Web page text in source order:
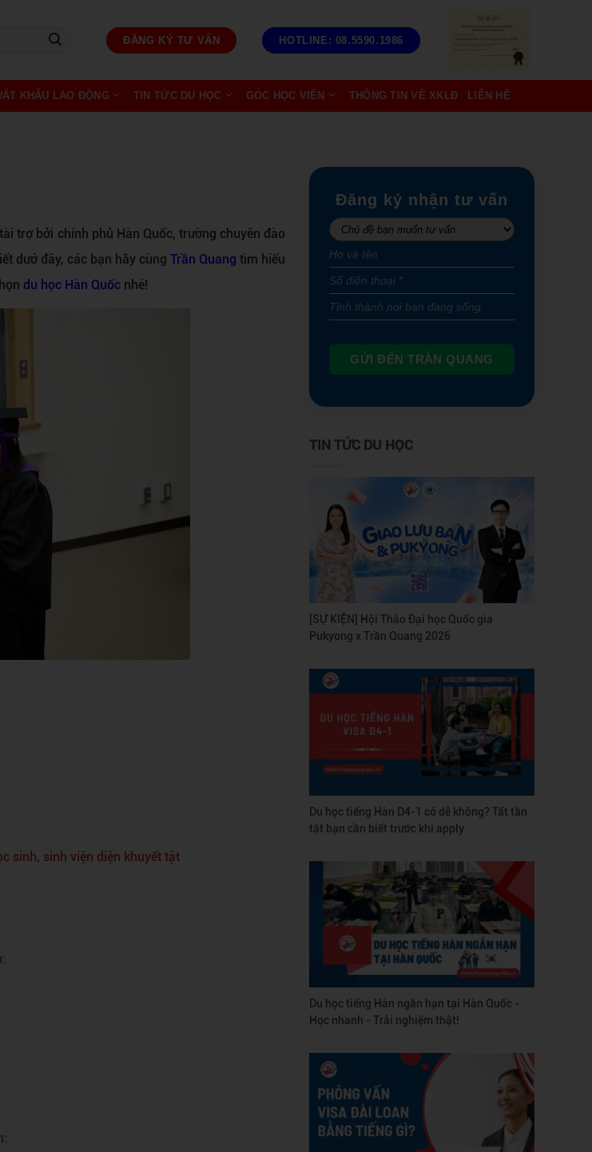
ĐĂNG KÝ TƯ VẤN HOTLINE: 08.5590.1986
KHẨU LAO ĐỘNG TIN TỨC DU HỌC GÓC HỌC VIÊN THÔNG TIN VỀ XKLĐ LIÊN HỆ
trợ bởi chính phủ Hàn Quốc, trường chuyên đào
dướ đây, các bạn hãy cùng Trần Quang tìm hiểu
du học Hàn Quốc nhé!
sinh, sinh viện diện khuyết tật
Đăng ký nhận tư vấn
GỬI ĐẾN TRẦN QUANG
TIN TỨC DU HỌC
[SỰ KIỆN] Hội Thảo Đại học Quốc gia
Pukyong x Trần Quang 2026
Du học tiếng Hàn D4-1 có dễ không? Tất tần
tật bạn cần biết trước khi apply
Du học tiếng Hàn ngắn hạn tại Hàn Quốc -
Học nhanh - Trải nghiệm thật!